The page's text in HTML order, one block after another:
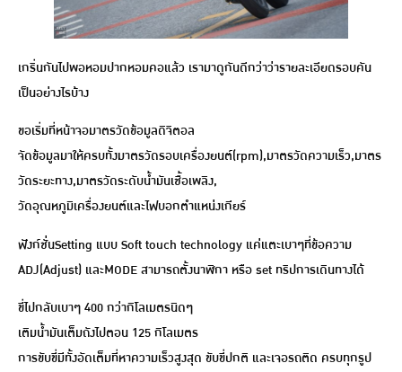
เกริ่นกันไปพอหอมปากหอมคอแล้ว เรามาดูกันดีกว่าว่ารายละเอียดรอบคัน
เป็นอย่างไรบ้าง
ขอเริ่มที่หน้าจอมาตรวัดข้อมูลดิจิตอล
จัดข้อมูลมาให้ครบทั้งมาตรวัดรอบเครื่องยนต์(rpm),มาตรวัดความเร็ว,มาตร
วัดระยะทาง,มาตรวัดระดับน้ำมันเชื้อเพลิง,
วัดอุณหภูมิเครื่องยนต์และไฟบอกตำแหน่งเกียร์
ฟังก์ชั่นSetting แบบ Soft touch technology แค่แตะเบาๆที่ข้อความ
ADJ(Adjust) และMODE สามารถตั้งนาฬิกา หรือ set ทริปการเดินทางได้
ขี่ไปกลับเบาๆ 400 กว่ากิโลเมตรนิดๆ
เติมน้ำมันเต็มถังไปตอน 125 กิโลเมตร
การขับขี่มีทั้งอัดเต็มที่หาความเร็วสูงสุด ขับขี่ปกติ และเจอรถติด ครบทุกรูป